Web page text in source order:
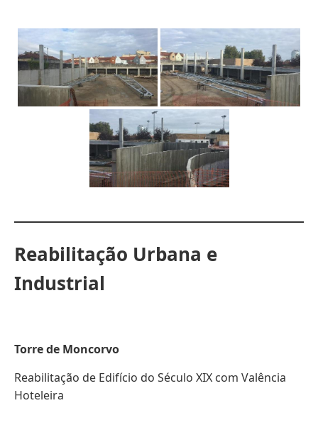
Reabilitação Urbana e
Industrial
Torre de Moncorvo
Reabilitação de Edifício do Século XIX com Valência
Hoteleira